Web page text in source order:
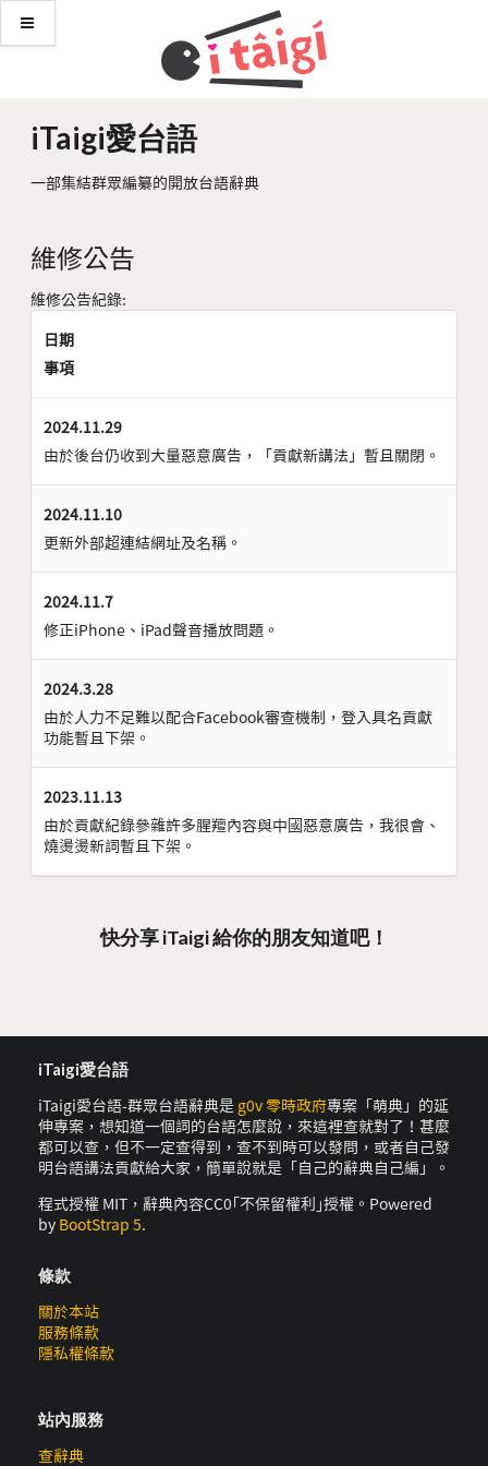
iTaigi愛台語
一部集結群眾編纂的開放台語辭典
維修公告
維修公告紀錄:
日期
事項
2024.11.29
由於後台仍收到大量惡意廣告，「貢獻新講法」暫且關閉。
2024.11.10
更新外部超連結網址及名稱。
2024.11.7
修正iPhone、iPad聲音播放問題。
2024.3.28
由於人力不足難以配合Facebook審查機制，登入具名貢獻
功能暫且下架。
2023.11.13
由於貢獻紀錄參雜許多腥羶內容與中國惡意廣告，我很會、
燒燙燙新詞暫且下架。
快分享 iTaigi 給你的朋友知道吧！
iTaigi愛台語
iTaigi愛台語-群眾台語辭典是 g0v 零時政府專案「萌典」的延
伸專案，想知道一個詞的台語怎麼說，來這裡查就對了！甚麼
都可以查，但不一定查得到，查不到時可以發問，或者自己發
明台語講法貢獻給大家，簡單說就是「自己的辭典自己編」。
程式授權 MIT，辭典內容CC0｢不保留權利｣授權。Powered
by BootStrap 5.
條款
關於本站
服務條款
隱私權條款
站內服務
查辭典